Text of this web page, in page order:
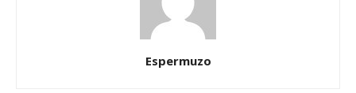
Espermuzo